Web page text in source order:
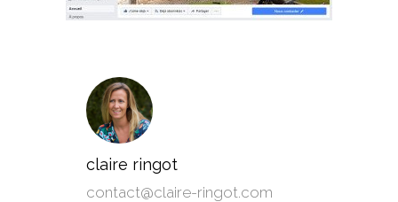
claire ringot
contact@claire-ringot.com